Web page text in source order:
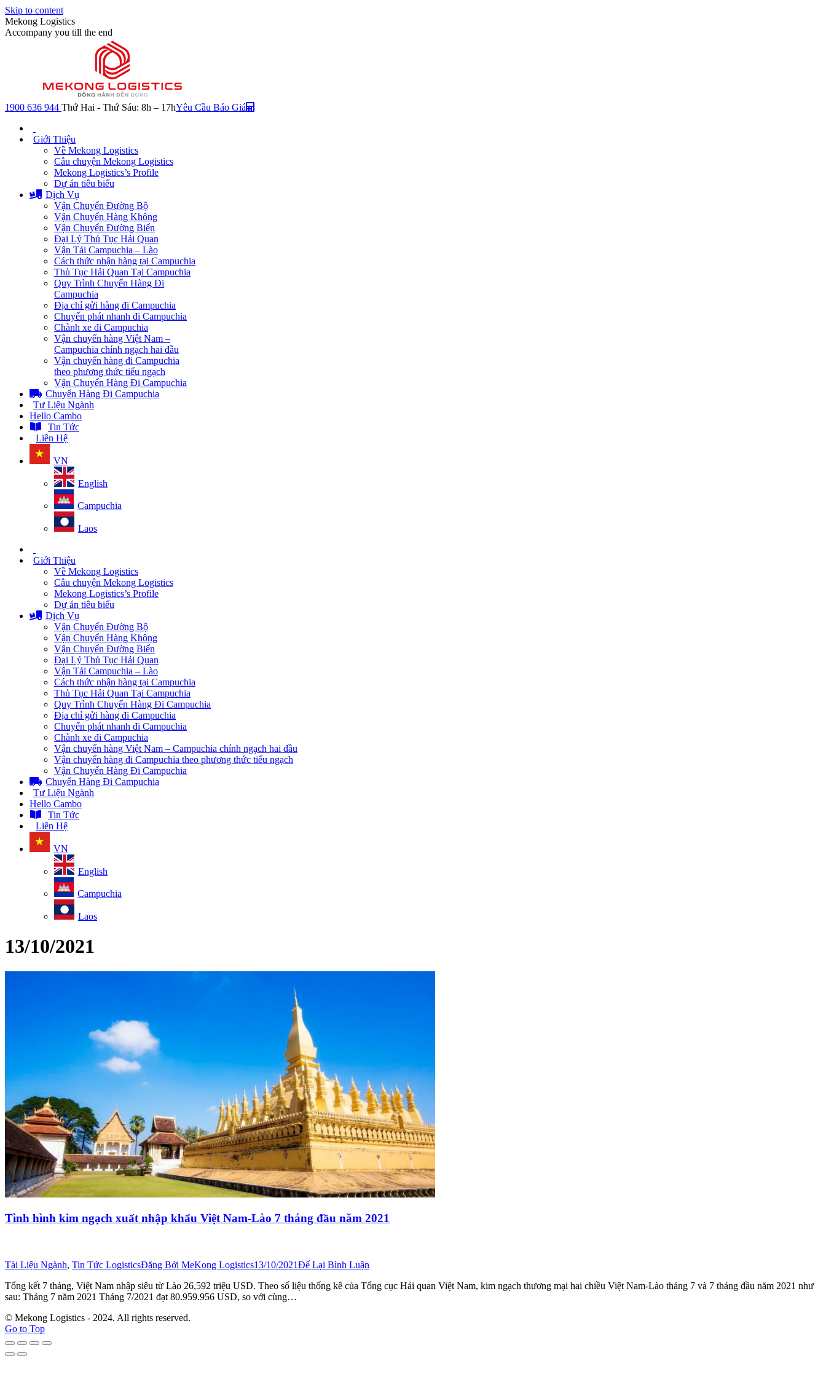
Skip to content
Mekong Logistics
Accompany you till the end
1900 636 944 Thứ Hai - Thứ Sáu: 8h – 17hYêu Cầu Báo Giá
Giới Thiệu
Về Mekong Logistics
Câu chuyện Mekong Logistics
Mekong Logistics’s Profile
Dự án tiêu biểu
Dịch Vụ
Vận Chuyển Đường Bộ
Vận Chuyển Hàng Không
Vận Chuyển Đường Biển
Đại Lý Thủ Tục Hải Quan
Vận Tải Campuchia – Lào
Cách thức nhận hàng tại Campuchia
Thủ Tục Hải Quan Tại Campuchia
Quy Trình Chuyển Hàng Đi
Campuchia
Địa chỉ gửi hàng đi Campuchia
Chuyển phát nhanh đi Campuchia
Chành xe đi Campuchia
Vận chuyển hàng Việt Nam –
Campuchia chính ngạch hai đầu
Vận chuyển hàng đi Campuchia
theo phương thức tiểu ngạch
Vận Chuyển Hàng Đi Campuchia
Chuyển Hàng Đi Campuchia
Tư Liệu Ngành
Hello Cambo
Tin Tức
Liên Hệ
VN
English
Campuchia
Laos
Giới Thiệu
Về Mekong Logistics
Câu chuyện Mekong Logistics
Mekong Logistics’s Profile
Dự án tiêu biểu
Dịch Vụ
Vận Chuyển Đường Bộ
Vận Chuyển Hàng Không
Vận Chuyển Đường Biển
Đại Lý Thủ Tục Hải Quan
Vận Tải Campuchia – Lào
Cách thức nhận hàng tại Campuchia
Thủ Tục Hải Quan Tại Campuchia
Quy Trình Chuyển Hàng Đi Campuchia
Địa chỉ gửi hàng đi Campuchia
Chuyển phát nhanh đi Campuchia
Chành xe đi Campuchia
Vận chuyển hàng Việt Nam – Campuchia chính ngạch hai đầu
Vận chuyển hàng đi Campuchia theo phương thức tiểu ngạch
Vận Chuyển Hàng Đi Campuchia
Chuyển Hàng Đi Campuchia
Tư Liệu Ngành
Hello Cambo
Tin Tức
Liên Hệ
VN
English
Campuchia
Laos
13/10/2021
Tình hình kim ngạch xuất nhập khẩu Việt Nam-Lào 7 tháng đầu năm 2021
Tài Liệu Ngành, Tin Tức LogisticsĐăng Bởi MeKong Logistics13/10/2021Để Lại Bình Luận
Tổng kết 7 tháng, Việt Nam nhập siêu từ Lào 26,592 triệu USD. Theo số liệu thống kê của Tổng cục Hải quan Việt Nam, kim ngạch thương mại hai chiều Việt Nam-Lào tháng 7 và 7 tháng đầu năm 2021 như
sau: Tháng 7 năm 2021 Tháng 7/2021 đạt 80.959.956 USD, so với cùng…
© Mekong Logistics - 2024. All rights reserved.
Go to Top